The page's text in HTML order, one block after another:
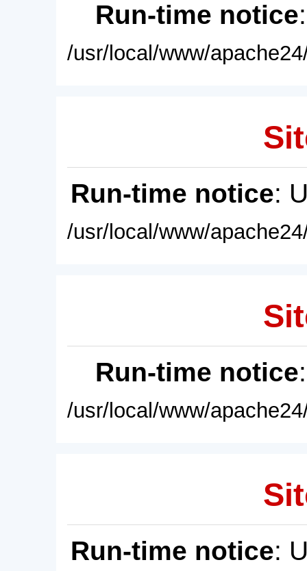
Run-time notice
/usr/local/www/
Run-time notice:
/usr/local/www/
Run-time notice
/usr/local/www/
Run-time notice: